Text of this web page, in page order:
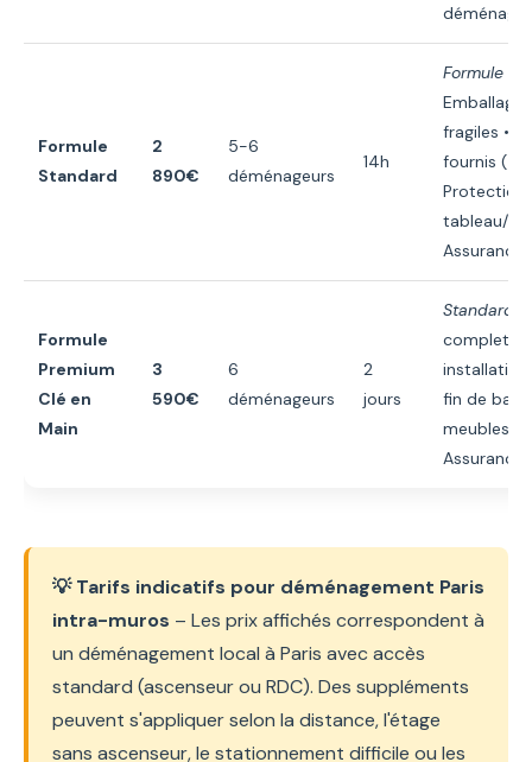
Formule
Standard
2
890€
5-6
déménageurs
14h
Formule
Emballage
fragiles •
fournis (50
Protection
tableau/
Assurance
Formule
Premium
Clé en
Main
3
590€
6
déménageurs
2
jours
Standard +
complet •
installation
fin de bail
meubles 1
Assurance
💡 Tarifs indicatifs pour déménagement Paris
intra-muros – Les prix affichés correspondent à
un déménagement local à Paris avec accès
standard (ascenseur ou RDC). Des suppléments
peuvent s'appliquer selon la distance, l'étage
sans ascenseur, le stationnement difficile ou les